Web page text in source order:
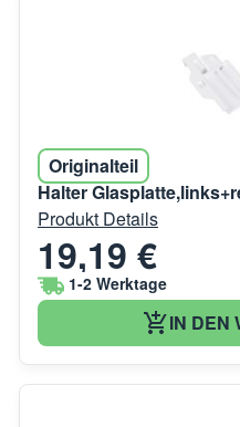
Originalteil
Halter
Produkt Details
19,19 €
1-2 Werktage
IN DEN